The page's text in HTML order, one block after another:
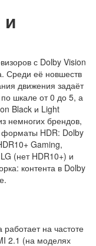
и
с Dolby Vision
Среди её новшеств
движения задаёт
шкале от 0 до 5, а
Black и Light
немногих брендов,
HDR: Dolby
Gaming,
(нет HDR10+) и
контента в Dolby
на частоте
2.1 (на моделях